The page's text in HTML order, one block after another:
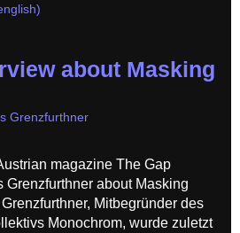
about Masking
Grenzfurthner
magazine The Gap
Grenzfurthner about Masking
Mitbe­gründer des
Monochrom, wurde zuletzt